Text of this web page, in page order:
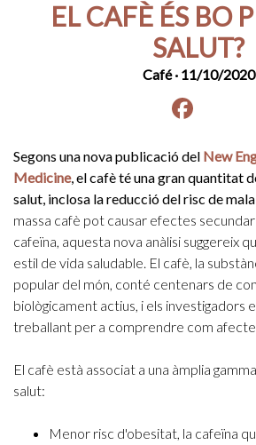
EL CAFÈ ÉS BO
SALUT?
Café· 11/10/2020
Segons una nova publicació del New
Medicine, el cafè té una gran quantitat
salut, inclosa la reducció del risc de
massa cafè pot causar efectes
cafeïna, aquesta nova anàlisi suggereix
estil de vida saludable. El cafè, la
popular del món, conté centenars de
biològicament actius, i els investigadors
treballant per a comprendre com
El cafè està associat a una àmplia
salut:
Menor risc d'obesitat, la cafeïna